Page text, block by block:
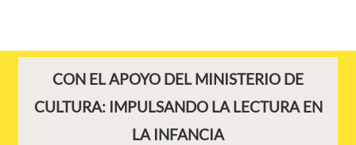
CON EL APOYO DEL MINISTERIO DE
CULTURA: IMPULSANDO LA LECTURA EN
LA INFANCIA